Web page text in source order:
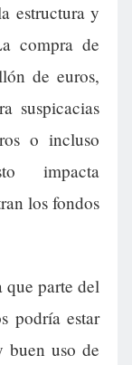
estructura y
compra de
de euros,
suspicacias
o incluso
impacta
los fondos
que parte del
podría estar
buen uso de